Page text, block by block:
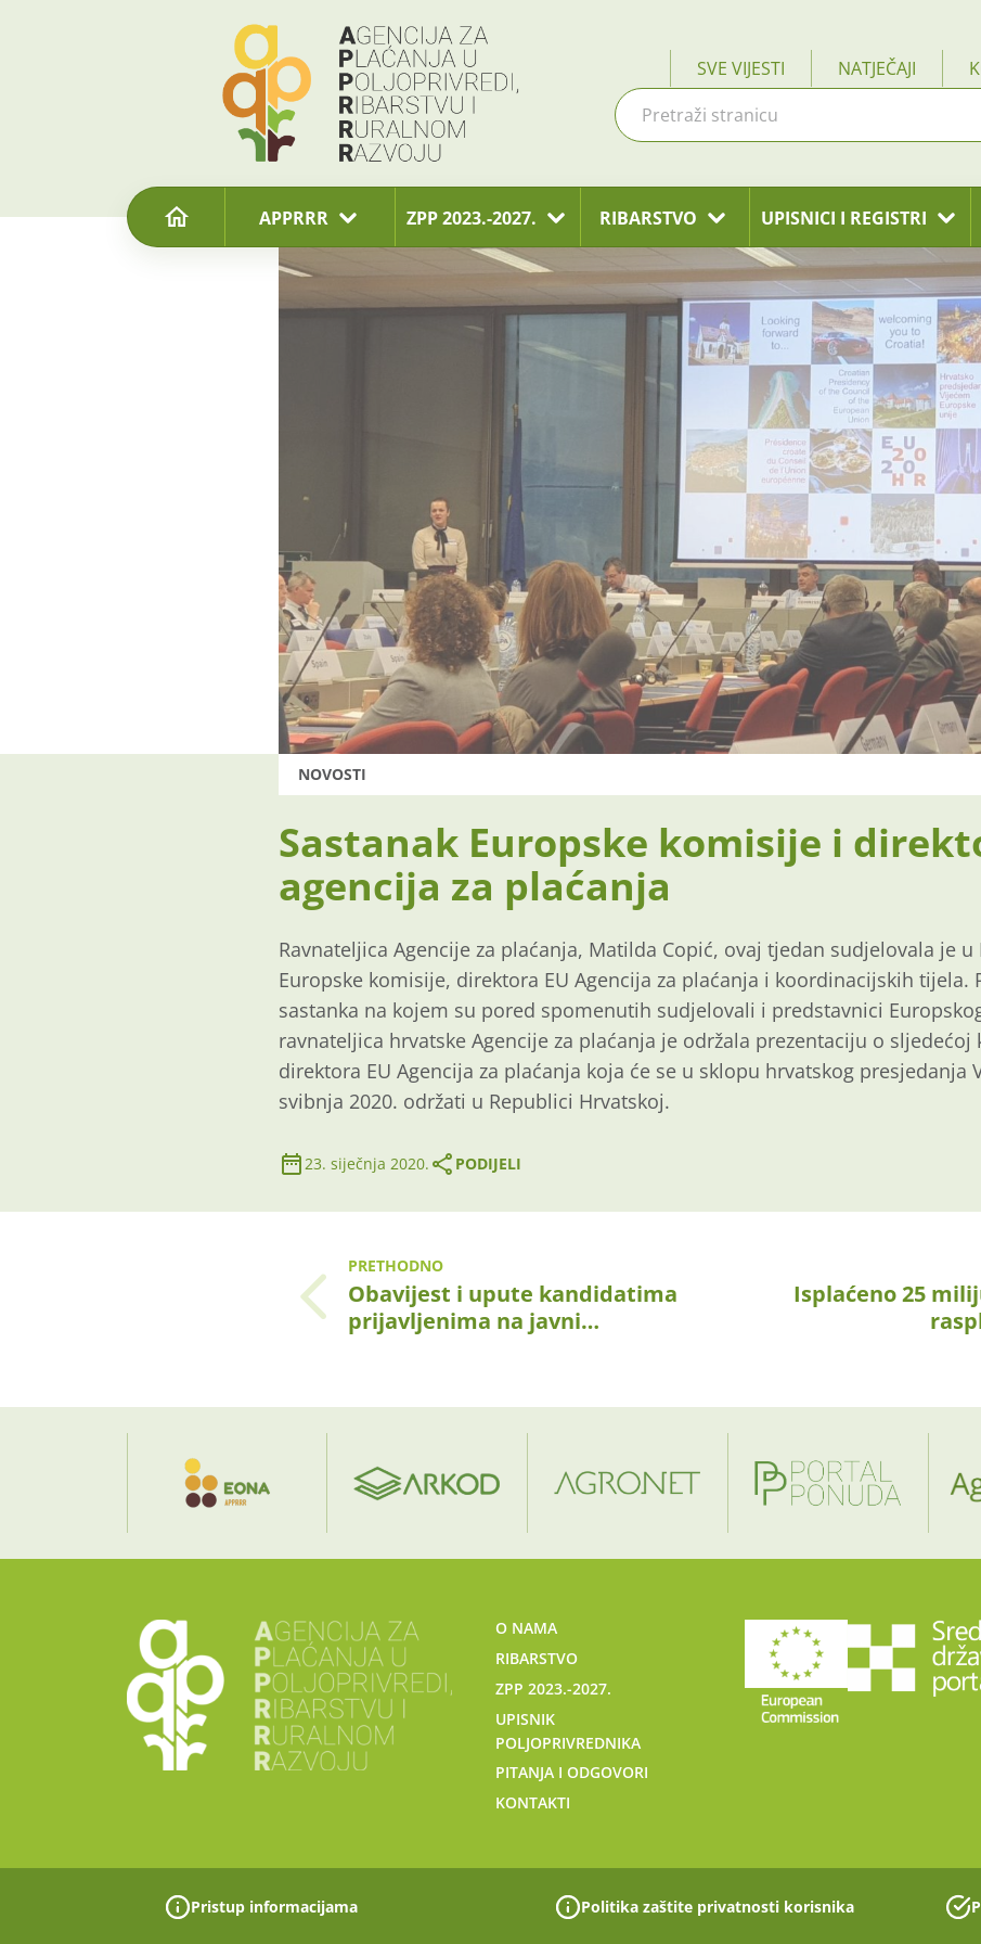
SVE VIJESTI NATJEČAJI
APPRRR ZPP 2023.-2027. RIBARSTVO UPISNICI I REGISTRI
NOVOSTI
Sastanak Europske komisije i
agencija za plaćanja
Ravnateljica Agencije za plaćanja, Matilda Copić, ovaj tjedan sudjelovala je
Europske komisije, direktora EU Agencija za plaćanja i koordinacijskih tijela.
sastanka na kojem su pored spomenutih sudjelovali i predstavnici
ravnateljica hrvatske Agencije za plaćanja je održala prezentaciju o
direktora EU Agencija za plaćanja koja će se u sklopu hrvatskog presjedanja
svibnja 2020. održati u Republici Hrvatskoj.
23. siječnja 2020. PODIJELI
PRETHODNO
Obavijest i upute kandidatima
prijavljenima na javni…
Isplaćeno 25
O NAMA
RIBARSTVO
ZPP 2023.-2027.
UPISNIK
POLJOPRIVREDNIKA
PITANJA I ODGOVORI
KONTAKTI
Pristup informacijama Politika zaštite privatnosti korisnika